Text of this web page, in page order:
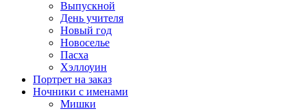
Выпускной
День учителя
Новый год
Новоселье
Пасха
Хэллоуин
Портрет на заказ
Ночники с именами
Мишки